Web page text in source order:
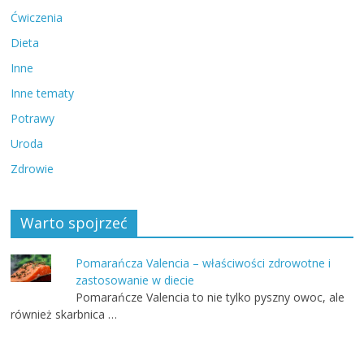
Ćwiczenia
Dieta
Inne
Inne tematy
Potrawy
Uroda
Zdrowie
Warto spojrzeć
Pomarańcza Valencia – właściwości zdrowotne i
zastosowanie w diecie
Pomarańcze Valencia to nie tylko pyszny owoc, ale
również skarbnica …